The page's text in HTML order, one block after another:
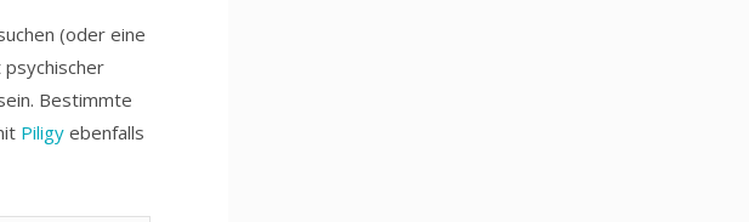
(oder eine
Bestimmte
Piligy ebenfalls